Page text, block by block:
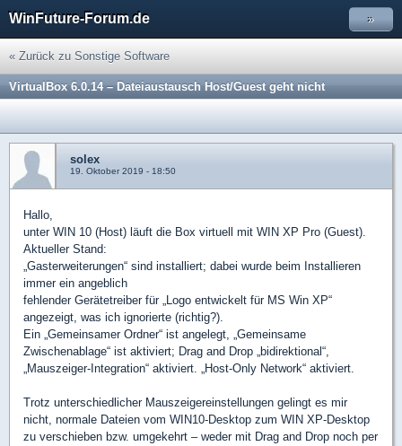
WinFuture-Forum.de »
« Zurück zu Sonstige Software
VirtualBox 6.0.14 – Dateiaustausch Host/Guest geht nicht
solex
19. Oktober 2019 - 18:50
Hallo,
unter WIN 10 (Host) läuft die Box virtuell mit WIN XP Pro (Guest).
Aktueller Stand:
„Gasterweiterungen“ sind installiert; dabei wurde beim Installieren
immer ein angeblich
fehlender Gerätetreiber für „Logo entwickelt für MS Win XP“
angezeigt, was ich ignorierte (richtig?).
Ein „Gemeinsamer Ordner“ ist angelegt, „Gemeinsame
Zwischenablage“ ist aktiviert; Drag and Drop „bidirektional“,
„Mauszeiger-Integration“ aktiviert. „Host-Only Network“ aktiviert.
Trotz unterschiedlicher Mauszeigereinstellungen gelingt es mir
nicht, normale Dateien vom WIN10-Desktop zum WIN XP-Desktop
zu verschieben bzw. umgekehrt – weder mit Drag and Drop noch per